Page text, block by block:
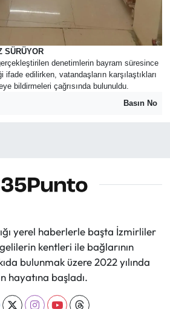
SÜRÜYOR
denetimlerin bayram süresince
ifade edilirken, vatandaşların karşılaştıkları
bildirmeleri çağrısında bulunuldu.
Basın No
yerel haberlerle başta İzmirliler
kentleri ile bağlarının
bulunmak üzere 2022 yılında
hayatına başladı.